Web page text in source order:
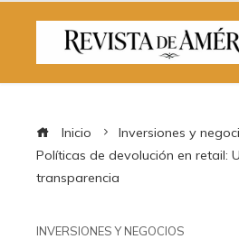
Inicio
Inversiones y
Políticas de devolución en retail:
transparencia
INVERSIONES Y NEGOCIOS